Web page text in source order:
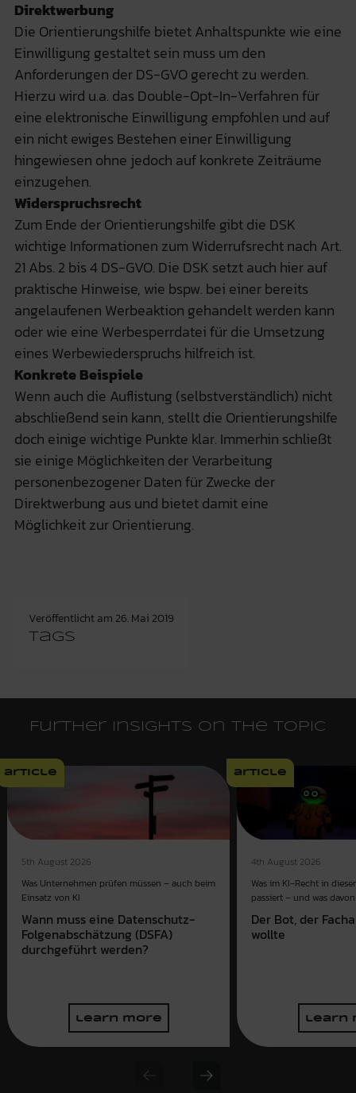
Direktwerbung
Die Orientierungshilfe bietet Anhaltspunkte wie eine
Einwilligung gestaltet sein muss um den
Anforderungen der DS-GVO gerecht zu werden.
Hierzu wird u.a. das Double-Opt-In-Verfahren für
eine elektronische Einwilligung empfohlen und auf
ein nicht ewiges Bestehen einer Einwilligung
hingewiesen ohne jedoch auf konkrete Zeiträume
einzugehen.
Widerspruchsrecht
Zum Ende der Orientierungshilfe gibt die DSK
wichtige Informationen zum Widerrufsrecht nach Art.
21 Abs. 2 bis 4 DS-GVO. Die DSK setzt auch hier auf
praktische Hinweise, wie bspw. bei einer bereits
angelaufenen Werbeaktion gehandelt werden kann
oder wie eine Werbesperrdatei für die Umsetzung
eines Werbewiederspruchs hilfreich ist.
Konkrete Beispiele
Wenn auch die Auflistung (selbstverständlich) nicht
abschließend sein kann, stellt die Orientierungshilfe
doch einige wichtige Punkte klar. Immerhin schließt
sie einige Möglichkeiten der Verarbeitung
personenbezogener Daten für Zwecke der
Direktwerbung aus und bietet damit eine
Möglichkeit zur Orientierung.
Veröffentlicht am 26. Mai 2019
Tags
Further insights on the topic
article
5th August 2026
Was Unternehmen prüfen müssen – auch beim
Einsatz von KI
Wann muss eine Datenschutz-
Folgenabschätzung (DSFA)
durchgeführt werden?
learn more
article
4th August 2026
Was im KI-Recht in
passiert – und was
Der Bot, der
wollte
learn
Previous slide
Next slide